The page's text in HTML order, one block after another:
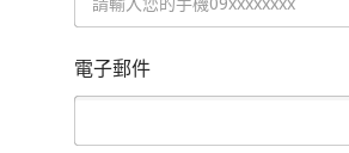
電子郵件